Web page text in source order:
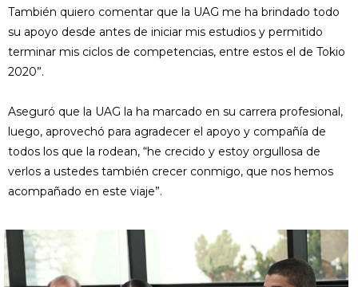
También quiero comentar que la UAG me ha brindado todo
su apoyo desde antes de iniciar mis estudios y permitido
terminar mis ciclos de competencias, entre estos el de Tokio
2020”.
Aseguró que la UAG la ha marcado en su carrera profesional,
luego, aprovechó para agradecer el apoyo y compañía de
todos los que la rodean, “he crecido y estoy orgullosa de
verlos a ustedes también crecer conmigo, que nos hemos
acompañado en este viaje”.